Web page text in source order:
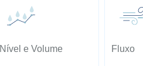
Nível e Volume Fluxo